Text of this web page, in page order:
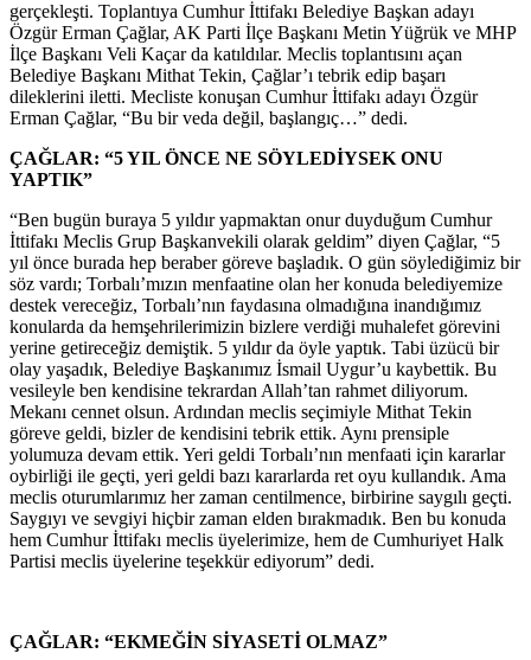
gerçekleşti. Toplantıya Cumhur İttifakı Belediye Başkan adayı
Özgür Erman Çağlar, AK Parti İlçe Başkanı Metin Yüğrük ve MHP
İlçe Başkanı Veli Kaçar da katıldılar. Meclis toplantısını açan
Belediye Başkanı Mithat Tekin, Çağlar’ı tebrik edip başarı
dileklerini iletti. Mecliste konuşan Cumhur İttifakı adayı Özgür
Erman Çağlar, “Bu bir veda değil, başlangıç…” dedi.
ÇAĞLAR: “5 YIL ÖNCE NE SÖYLEDİYSEK ONU
YAPTIK”
“Ben bugün buraya 5 yıldır yapmaktan onur duyduğum Cumhur
İttifakı Meclis Grup Başkanvekili olarak geldim” diyen Çağlar, “5
yıl önce burada hep beraber göreve başladık. O gün söylediğimiz bir
söz vardı; Torbalı’mızın menfaatine olan her konuda belediyemize
destek vereceğiz, Torbalı’nın faydasına olmadığına inandığımız
konularda da hemşehrilerimizin bizlere verdiği muhalefet görevini
yerine getireceğiz demiştik. 5 yıldır da öyle yaptık. Tabi üzücü bir
olay yaşadık, Belediye Başkanımız İsmail Uygur’u kaybettik. Bu
vesileyle ben kendisine tekrardan Allah’tan rahmet diliyorum.
Mekanı cennet olsun. Ardından meclis seçimiyle Mithat Tekin
göreve geldi, bizler de kendisini tebrik ettik. Aynı prensiple
yolumuza devam ettik. Yeri geldi Torbalı’nın menfaati için kararlar
oybirliği ile geçti, yeri geldi bazı kararlarda ret oyu kullandık. Ama
meclis oturumlarımız her zaman centilmence, birbirine saygılı geçti.
Saygıyı ve sevgiyi hiçbir zaman elden bırakmadık. Ben bu konuda
hem Cumhur İttifakı meclis üyelerimize, hem de Cumhuriyet Halk
Partisi meclis üyelerine teşekkür ediyorum” dedi.
ÇAĞLAR: “EKMEĞİN SİYASETİ OLMAZ”